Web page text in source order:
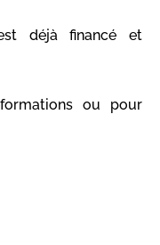
déjà financé et
ou pour